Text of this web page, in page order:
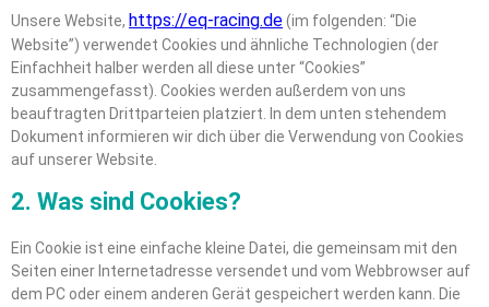
Unsere Website, https://eq-racing.de(im folgenden: “Die
Website”) verwendet Cookies und ähnliche Technologien (der
Einfachheit halber werden all diese unter “Cookies”
zusammengefasst). Cookies werden außerdem von uns
beauftragten Drittparteien platziert. In dem unten stehendem
Dokument informieren wir dich über die Verwendung von Cookies
auf unserer Website.
2. Was sind Cookies?
Ein Cookie ist eine einfache kleine Datei, die gemeinsam mit den
Seiten einer Internetadresse versendet und vom Webbrowser auf
dem PC oder einem anderen Gerät gespeichert werden kann. Die